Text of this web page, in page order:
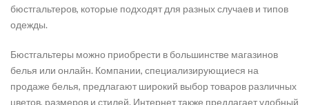
бюстгальтеров, которые подходят для разных случаев и типов
одежды.
Бюстгальтеры можно приобрести в большинстве магазинов
белья или онлайн. Компании, специализирующиеся на
продаже белья, предлагают широкий выбор товаров различных
цветов, размеров и стилей. Интернет также предлагает удобный